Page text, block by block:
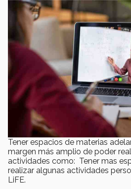
Tener espacios de materias
margen más amplio de poder
actividades como: Tener mas
realizar algunas actividades
LiFE.